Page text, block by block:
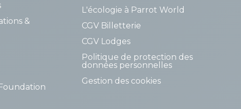
&
L'écologie à Parrot World
CGV Billetterie
CGV Lodges
Politique de protection des
données personnelles
Gestion des cookies